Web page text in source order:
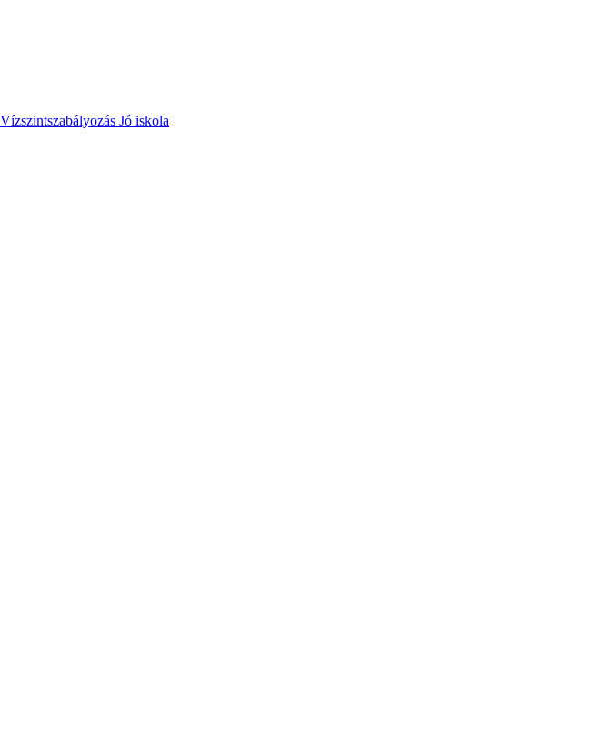
Vízszintszabályozás Jó iskola